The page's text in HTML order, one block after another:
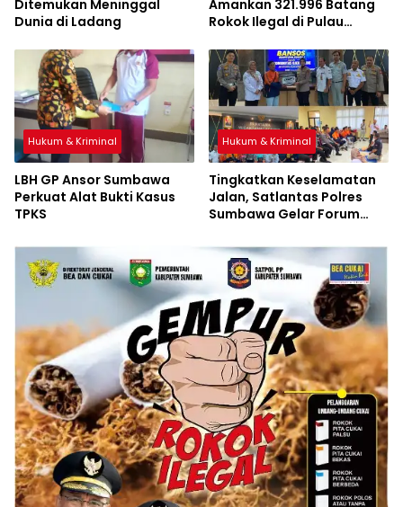
Ditemukan Meninggal
Dunia di Ladang
Amankan 321.996 Batang
Rokok Ilegal di Pulau
Hukum & Kriminal
LBH GP Ansor Sumbawa
Perkuat Alat Bukti Kasus
TPKS
Hukum & Kriminal
Tingkatkan Keselamatan
Jalan, Satlantas Polres
Sumbawa Gelar Forum
Bagikan Bansos